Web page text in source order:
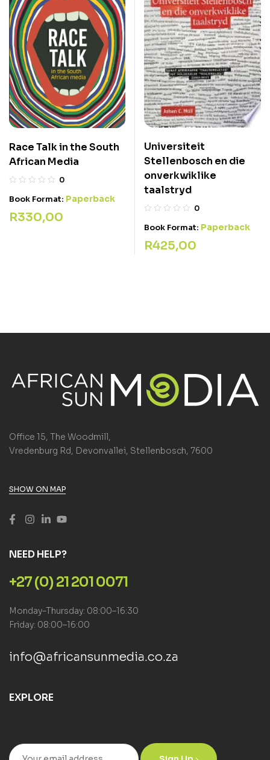
Race Talk in the South
African Media
0
Book Format: Paperback
R330,00
Universiteit
Stellenbosch en die
onverkwiklike
taalstryd
0
Book Format: Paperback
R425,00
Office 15, The Woodmill,
Vredenburg Rd, Devonvallei, Stellenbosch, 7600
SHOW ON MAP
NEED HELP?
+27 (0) 21 201 0071
Monday–Thursday: 08:00–16:30
Friday: 08:00–16:00
info@africansunmedia.co.za
EXPLORE